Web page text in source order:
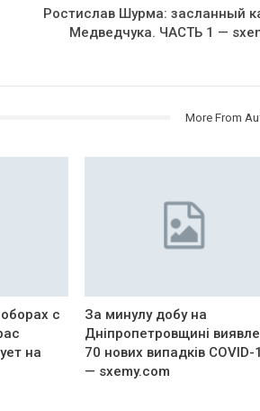
Ростислав Шурма: засланный
Медведчука. ЧАСТЬ 1 —
More From
с
на
За минулу добу на
Дніпропетровщині
70 нових випадків COVID-
— sxemy.com